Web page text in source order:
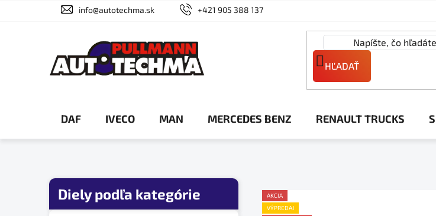
info@autotechma.sk +421 905 388 137
HĽADAŤ
DAF IVECO MAN MERCEDES BENZ RENAULT TRUCKS
B
AKCIA
VÝPREDAJ